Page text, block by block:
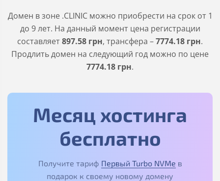
Домен в зоне .CLINICможно приобрести на срок от 1
до 9 лет. На данный момент цена регистрации
составляет897.58 грн, трансфера –7774.18 грн.
Продлить домен на следующий год можно по цене
7774.18 грн.
Месяц хостинга
бесплатно
Получите тариф Первый Turbo NVMe в
подарок к своему новому домену